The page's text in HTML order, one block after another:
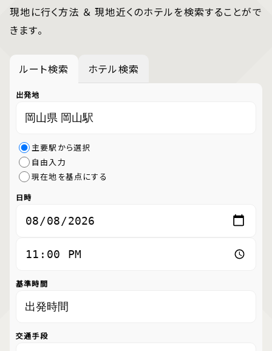
現地に行く方法 ＆ 現地近くのホテルを検索することがで
きます。
ルート検索 ホテル検索
出発地
主要駅から選択
自由入力
現在地を基点にする
日時
基準時間
交通手段